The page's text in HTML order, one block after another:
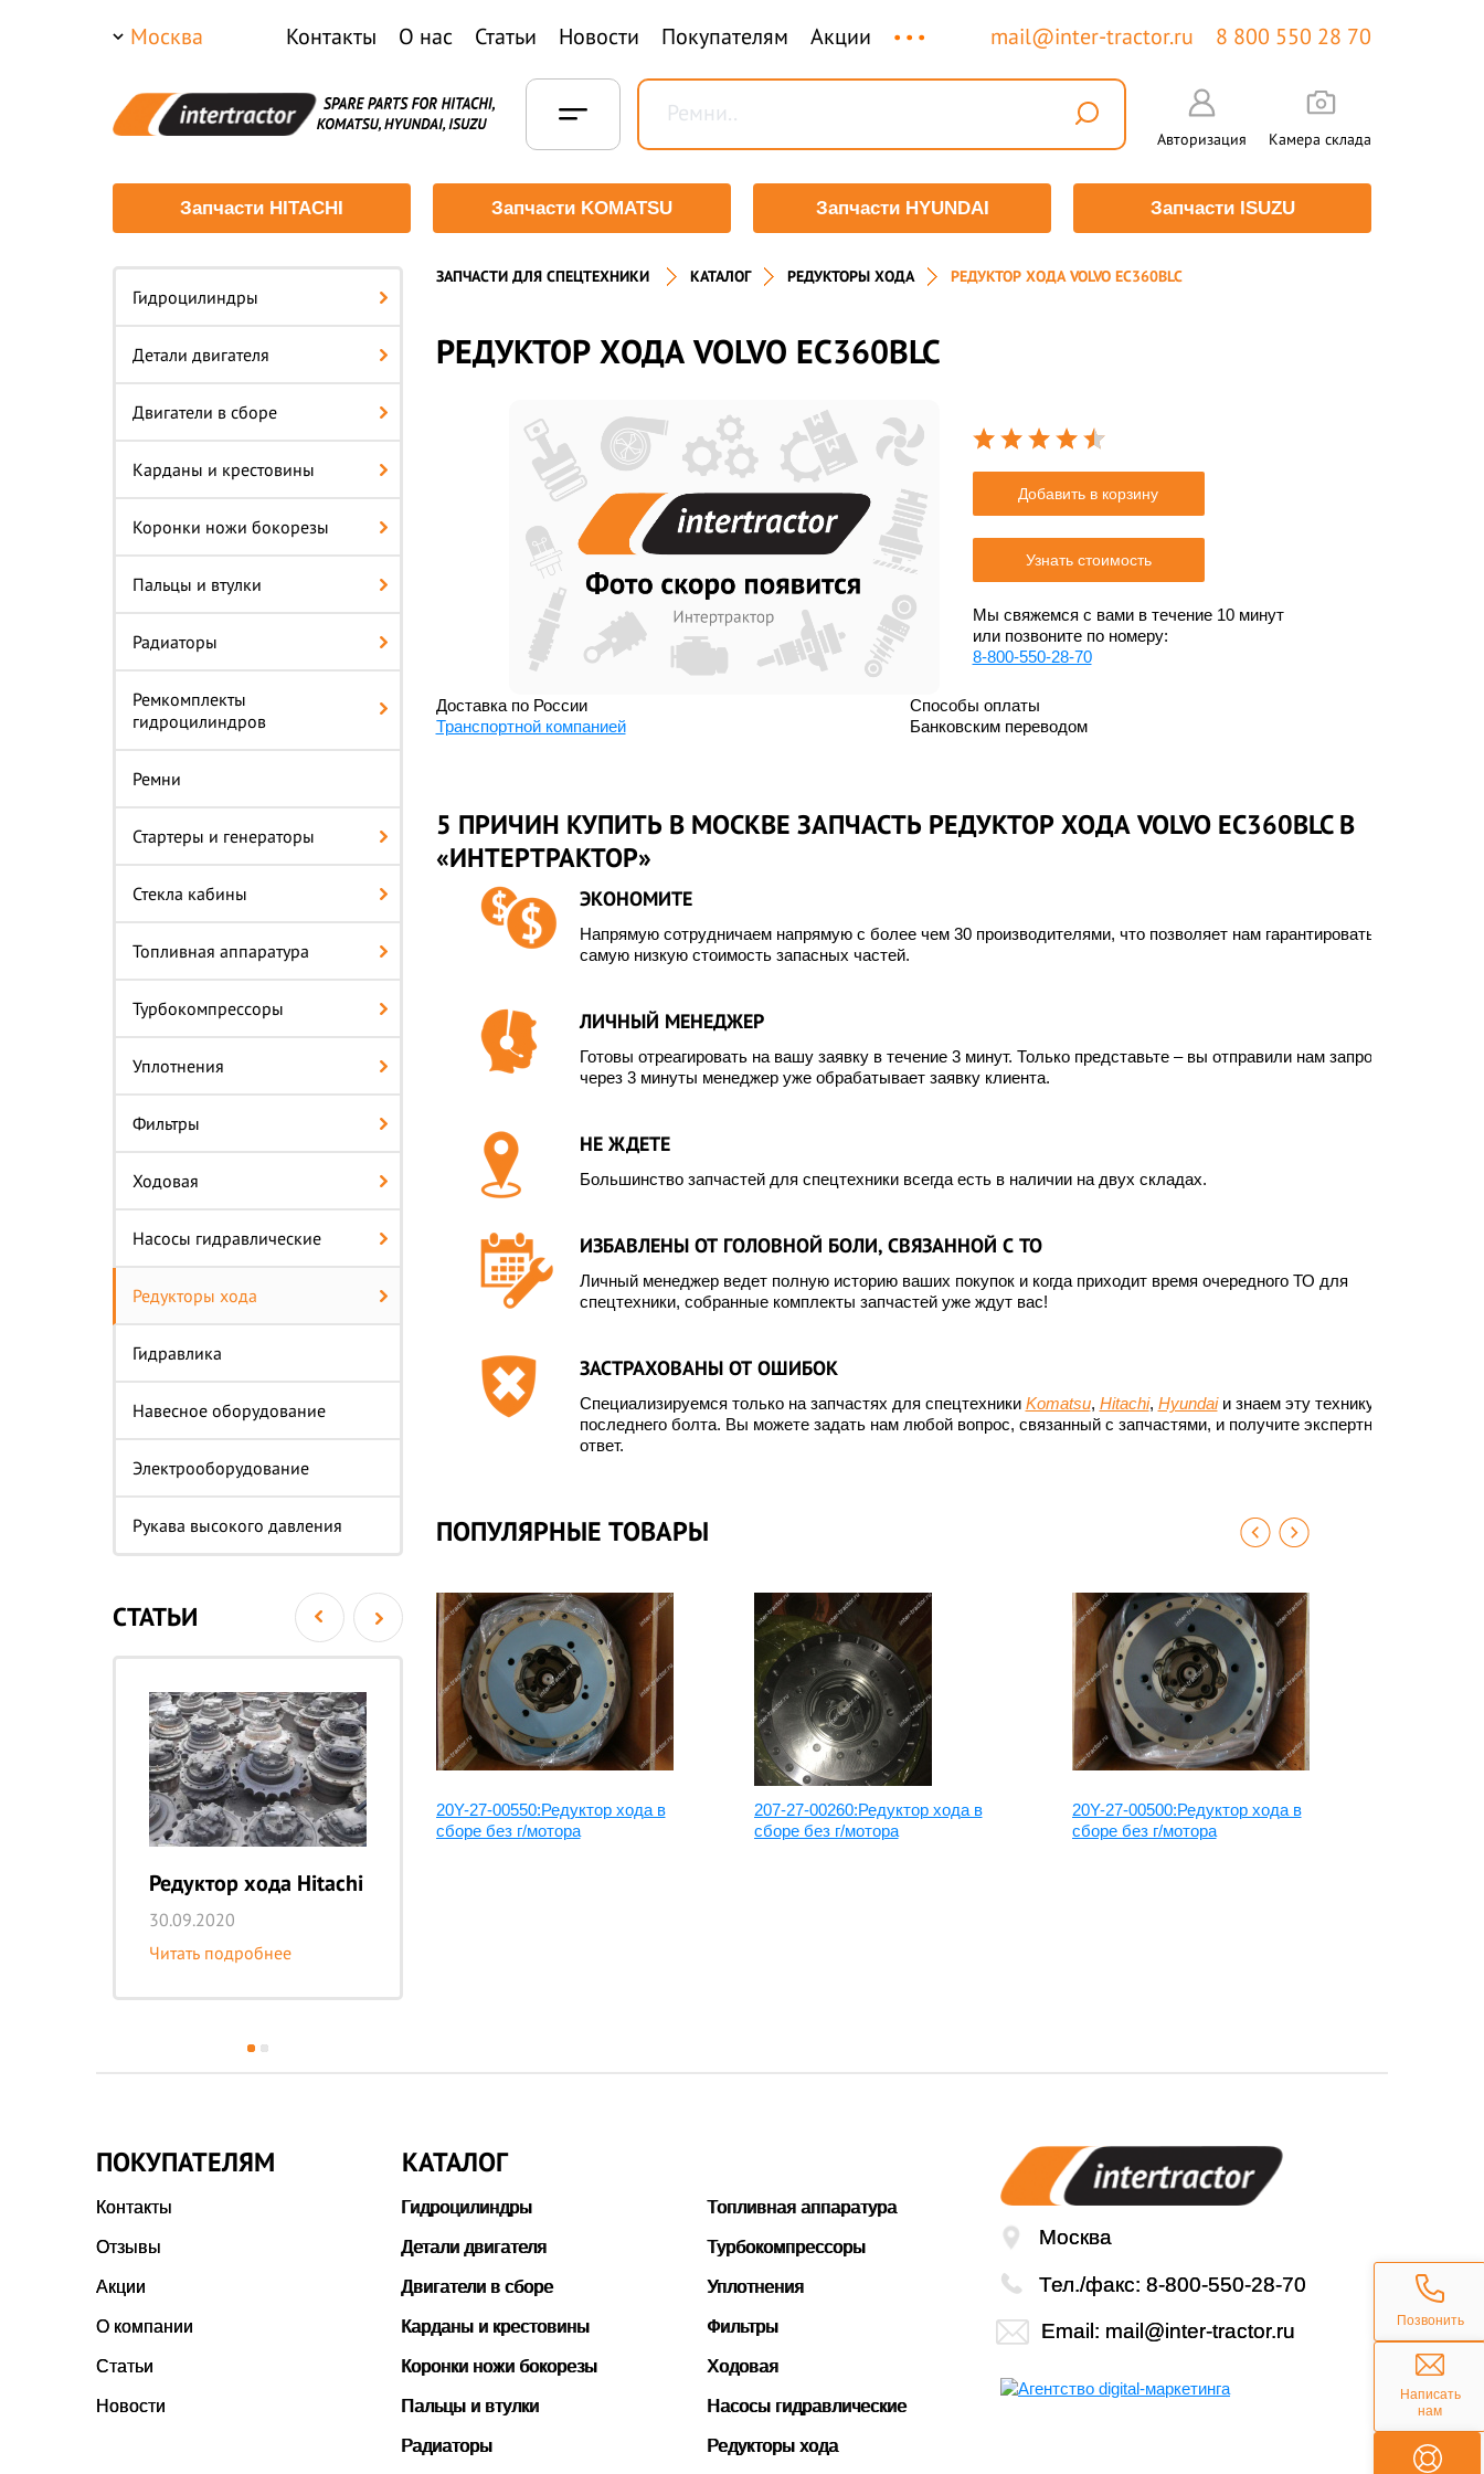
Москва Контакты О нас Статьи Новости Покупателям Акции ... mail@inter-tractor.ru 8 800 550 28 70
Авторизация Камера склада
Запчасти HITACHI Запчасти KOMATSU Запчасти HYUNDAI Запчасти ISUZU
Гидроцилиндры
Детали двигателя
Двигатели в сборе
Карданы и крестовины
Коронки ножи бокорезы
Пальцы и втулки
Радиаторы
Ремкомплекты
гидроцилиндров
Ремни
Стартеры и генераторы
Стекла кабины
Топливная аппаратура
Турбокомпрессоры
Уплотнения
Фильтры
Ходовая
Насосы гидравлические
Редукторы хода
Гидравлика
Навесное оборудование
Электрооборудование
Рукава высокого давления
СТАТЬИ
Редуктор хода Hitachi
30.09.2020
Читать подробнее
ЗАПЧАСТИ ДЛЯ СПЕЦТЕХНИКИ КАТАЛОГ РЕДУКТОРЫ ХОДА РЕДУКТОР ХОДА VOLVO EC360BLC
РЕДУКТОР ХОДА VOLVO EC360BLC
Добавить в корзину
Узнать стоимость
Мы свяжемся с вами в течение 10 минут
или позвоните по номеру:
8-800-550-28-70
Доставка по России
Транспортной компанией
Способы оплаты
Банковским переводом
5 ПРИЧИН КУПИТЬ В МОСКВЕ ЗАПЧАСТЬ РЕДУКТОР ХОДА VOLVO EC360BLC В
«ИНТЕРТРАКТОР»
ЭКОНОМИТЕ
Напрямую сотрудничаем напрямую с более чем 30 производителями, что позволяет нам гарантировать
самую низкую стоимость запасных частей.
ЛИЧНЫЙ МЕНЕДЖЕР
Готовы отреагировать на вашу заявку в течение 3 минут. Только представьте – вы отправили нам запрос, а
через 3 минуты менеджер уже обрабатывает заявку клиента.
НЕ ЖДЕТЕ
Большинство запчастей для спецтехники всегда есть в наличии на двух складах.
ИЗБАВЛЕНЫ ОТ ГОЛОВНОЙ БОЛИ, СВЯЗАННОЙ С ТО
Личный менеджер ведет полную историю ваших покупок и когда приходит время очередного ТО для
спецтехники, собранные комплекты запчастей уже ждут вас!
ЗАСТРАХОВАНЫ ОТ ОШИБОК
Специализируемся только на запчастях для спецтехники Komatsu, Hitachi, Hyundaiи знаем эту технику до
последнего болта. Вы можете задать нам любой вопрос, связанный с запчастями, и получите экспертный
ответ.
ПОПУЛЯРНЫЕ ТОВАРЫ
9233692:Редуктор хода в
сборе 9202112
20Y-27-00550:Редуктор хода в
сборе без г/мотора
207-27-00260:Редуктор хода в
сборе без г/мотора
20Y-27-00500:Редуктор хода в
сборе без г/мотора
ПОКУПАТЕЛЯМ
Контакты
Отзывы
Акции
О компании
Статьи
Новости
КАТАЛОГ
Гидроцилиндры
Детали двигателя
Двигатели в сборе
Карданы и крестовины
Коронки ножи бокорезы
Пальцы и втулки
Радиаторы
Топливная аппаратура
Турбокомпрессоры
Уплотнения
Фильтры
Ходовая
Насосы гидравлические
Редукторы хода
Москва
Тел./факс: 8-800-550-28-70
Email: mail@inter-tractor.ru Позвонить
Написать
нам